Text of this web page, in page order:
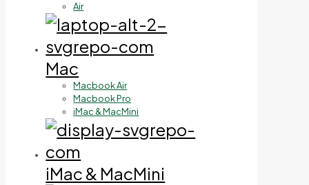
Air
Mac
Macbook Air
Macbook Pro
iMac & MacMini
iMac & MacMini